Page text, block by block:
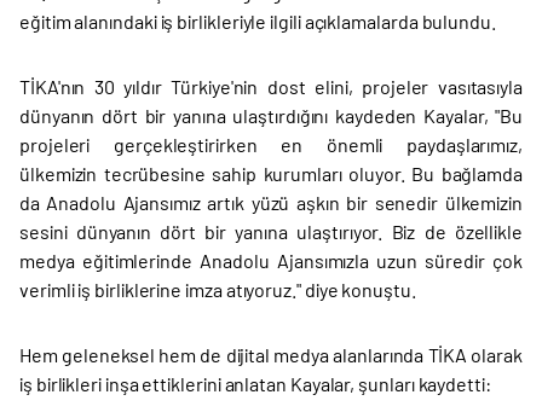
eğitim alanındaki iş birlikleriyle ilgili açıklamalarda bulundu.
TİKA'nın 30 yıldır Türkiye'nin dost elini, projeler vasıtasıyla
dünyanın dört bir yanına ulaştırdığını kaydeden Kayalar, "Bu
projeleri gerçekleştirirken en önemli paydaşlarımız,
ülkemizin tecrübesine sahip kurumları oluyor. Bu bağlamda
da Anadolu Ajansımız artık yüzü aşkın bir senedir ülkemizin
sesini dünyanın dört bir yanına ulaştırıyor. Biz de özellikle
medya eğitimlerinde Anadolu Ajansımızla uzun süredir çok
verimli iş birliklerine imza atıyoruz." diye konuştu.
Hem geleneksel hem de dijital medya alanlarında TİKA olarak
iş birlikleri inşa ettiklerini anlatan Kayalar, şunları kaydetti: